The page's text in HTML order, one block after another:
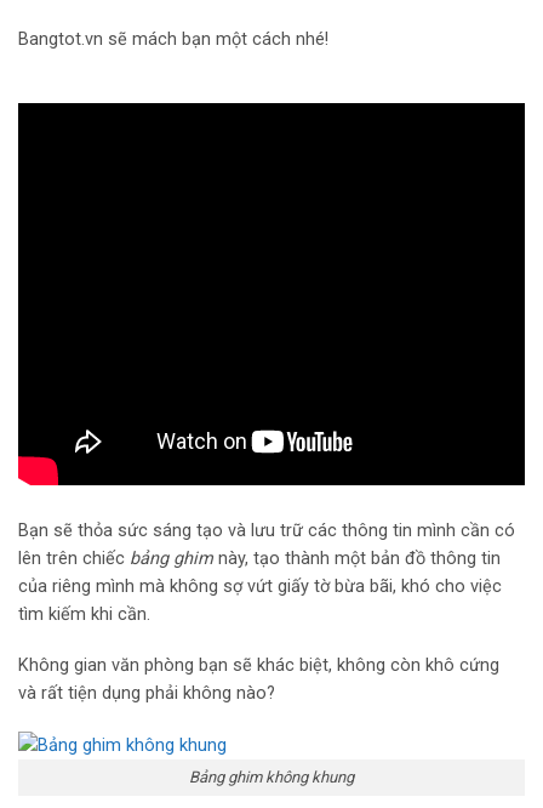
Bangtot.vn sẽ mách bạn một cách nhé!
Bạn sẽ thỏa sức sáng tạo và lưu trữ các thông tin mình cần có
lên trên chiếc bảng ghim này, tạo thành một bản đồ thông tin
của riêng mình mà không sợ vứt giấy tờ bừa bãi, khó cho việc
tìm kiếm khi cần.
Không gian văn phòng bạn sẽ khác biệt, không còn khô cứng
và rất tiện dụng phải không nào?
Bảng ghim không khung